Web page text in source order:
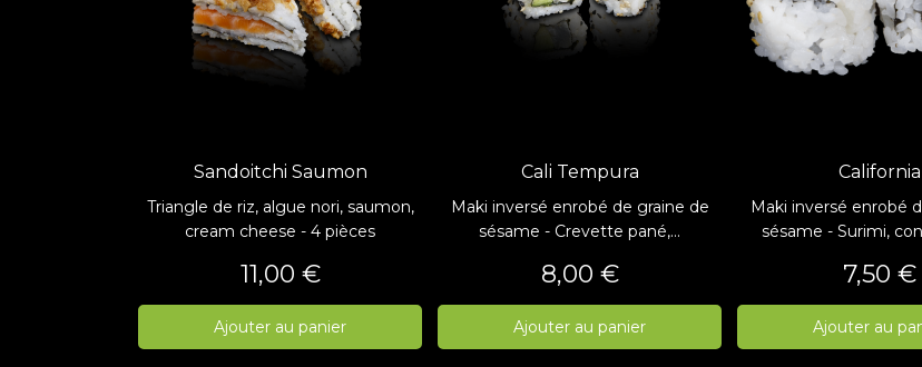
Sandoitchi Saumon
Triangle de riz, algue nori, saumon,
cream cheese - 4 pièces
Prix
11,00 €
Ajouter au panier
Cali Tempura
Maki inversé enrobé de graine de
sésame - Crevette pané,...
Prix
8,00 €
Ajouter au panier
California
Maki inversé enrobé
sésame - Surimi,
Prix
7,50 €
Ajouter au